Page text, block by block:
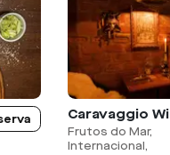
Frutos do Mar,
Internacional,